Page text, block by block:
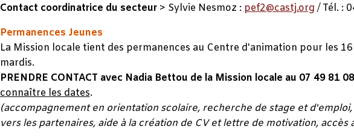
Contact coordinatrice du secteur> Sylvie Nesmoz : pef2@castj.org / Tél. :
Permanences Jeunes
La Mission locale tient des permanences au Centre d'animation pour les 16
mardis.
PRENDRE CONTACT avec Nadia Bettou de la Mission locale au 07 49 81
connaître les dates.
(accompagnement en orientation scolaire, recherche de stage et
vers les partenaires, aide à la création de CV et lettre de motivation, accès